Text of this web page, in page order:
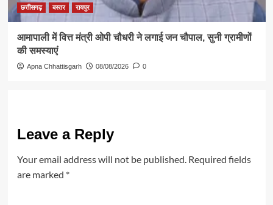
छत्तीसगढ़ बस्तर रायपुर
आमापाली में वित्त मंत्री ओपी चौधरी ने लगाई जन चौपाल, सुनी ग्रामीणों
की समस्याएं
Apna Chhattisgarh 08/08/2026 0
Leave a Reply
Your email address will not be published. Required fields
are marked *